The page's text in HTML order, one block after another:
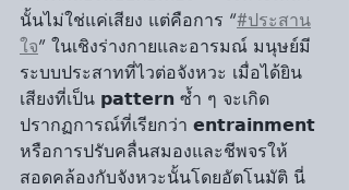
นั้นไม่ใช่แค่เสียง แต่คือการ “#ประสาน
ใจ” ในเชิงร่างกายและอารมณ์ มนุษย์มี
ระบบประสาทที่ไวต่อจังหวะ เมื่อได้ยิน
เสียงที่เป็น 𝗽𝗮𝘁𝘁𝗲𝗿𝗻 ซ้ำ ๆ จะเกิด
ปรากฏการณ์ที่เรียกว่า 𝗲𝗻𝘁𝗿𝗮𝗶𝗻𝗺𝗲𝗻𝘁
หรือการปรับคลื่นสมองและชีพจรให้
สอดคล้องกับจังหวะนั้นโดยอัตโนมัติ นี่